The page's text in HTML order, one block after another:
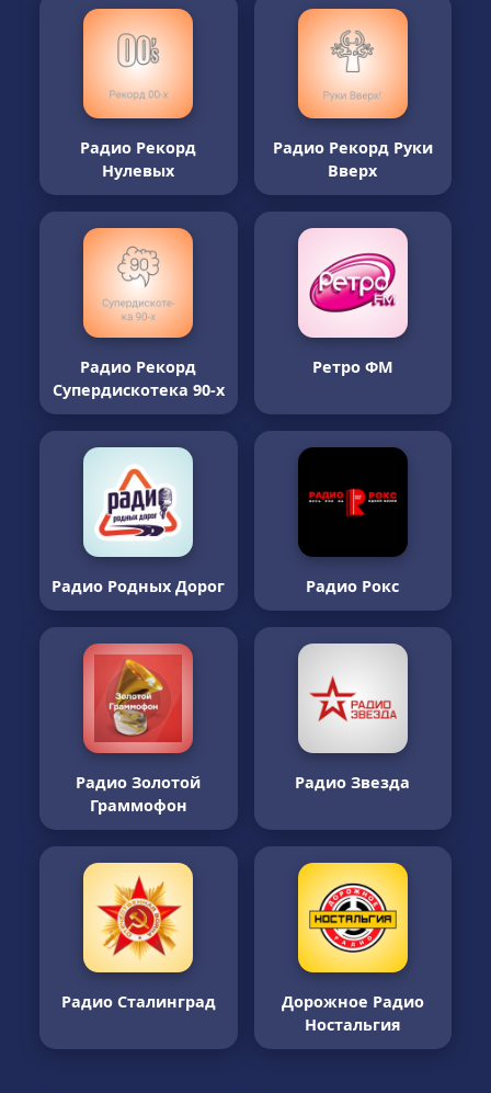
Радио Рекорд
Нулевых
Радио Рекорд Руки
Вверх
Радио Рекорд
Супердискотека 90-х
Ретро ФМ
Радио Родных Дорог Радио Рокс
Радио Золотой
Граммофон
Радио Звезда
Радио Сталинград
Дорожное Радио
Ностальгия